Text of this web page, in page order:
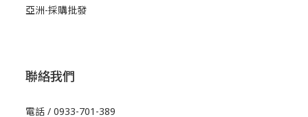
亞洲-採購批發
聯絡我們
電話 / 0933-701-389